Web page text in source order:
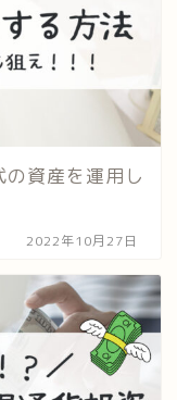
資産を運用し
2022年10月27日